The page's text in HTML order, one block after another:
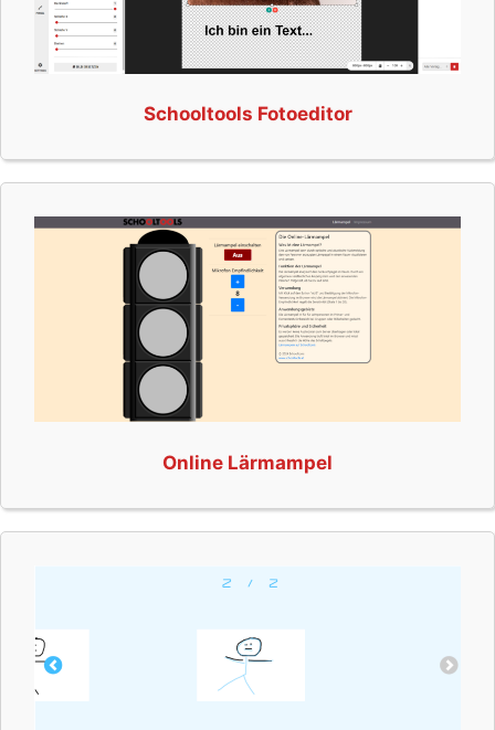
Schooltools Fotoeditor
Online Lärmampel